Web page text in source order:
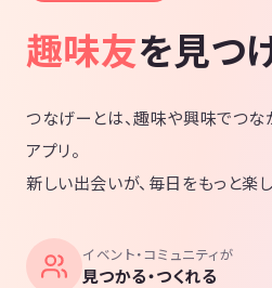
趣味友を見つ
つなげーとは、趣味や興味でつな
アプリ。
新しい出会いが、毎日をもっと楽し
イベント・コミュニティが
見つかる・つくれる